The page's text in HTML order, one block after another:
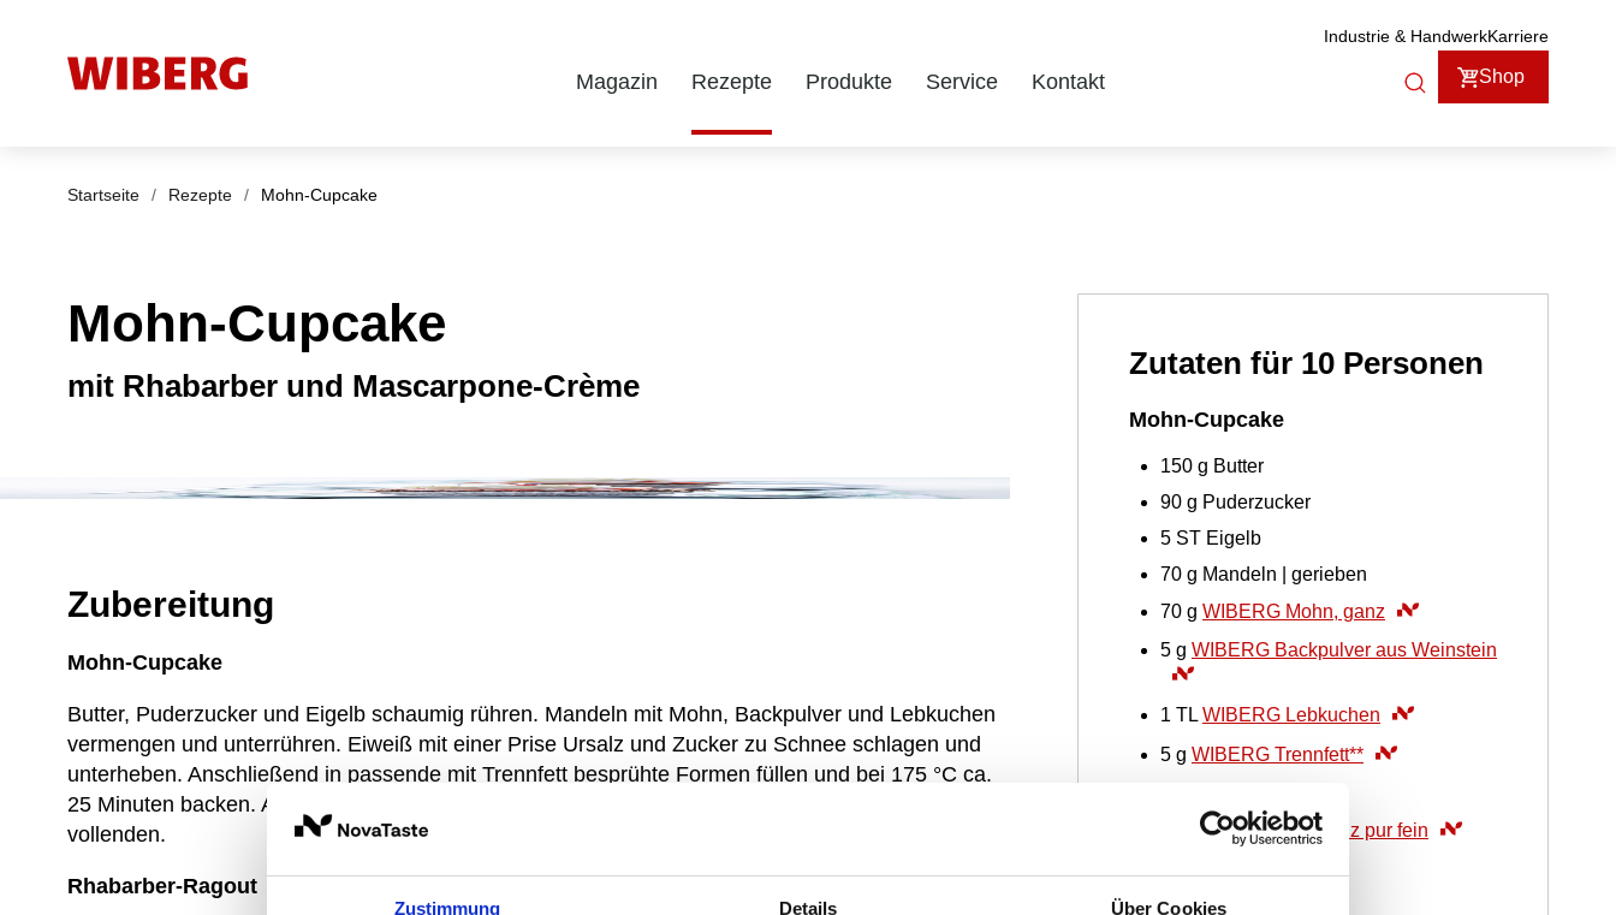
Zustimmung Details Über Cookies
Industrie & HandwerkKarriere
Magazin Rezepte Produkte Service Kontakt Shop
Startseite / Rezepte / Mohn-Cupcake
Mohn-Cupcake
mit Rhabarber und Mascarpone-Crème
Zutaten für 10 Personen
Mohn-Cupcake
150 g Butter
90 g Puderzucker
5 ST Eigelb
70 g Mandeln | gerieben
70 g WIBERG Mohn, ganz
5 g WIBERG Backpulver aus Weinstein
1 TL WIBERG Lebkuchen
5 g WIBERG Trennfett**
Msp. WIBERG Ursalz pur fein
Zubereitung
Mohn-Cupcake
Butter, Puderzucker und Eigelb schaumig rühren. Mandeln mit Mohn, Backpulver und Lebkuchen
vermengen und unterrühren. Eiweiß mit einer Prise Ursalz und Zucker zu Schnee schlagen und
unterheben. Anschließend in passende mit Trennfett besprühte Formen füllen und bei 175 °C ca.
25 Minuten backen. Auskühlen lassen und mit Rhabarber sowie der Mascarpone-Crème
vollenden.
Rhabarber-Ragout